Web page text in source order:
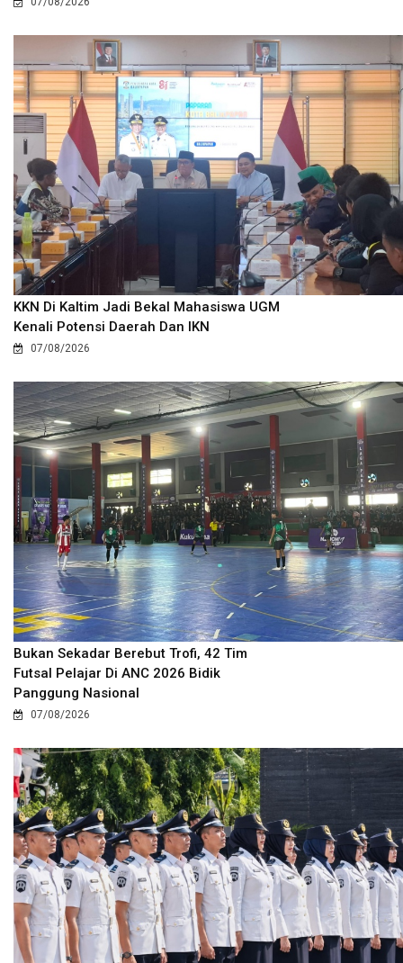
KKN Di Kaltim Jadi Bekal Mahasiswa UGM
Kenali Potensi Daerah Dan IKN
07/08/2026
Bukan Sekadar Berebut Trofi, 42 Tim
Futsal Pelajar Di ANC 2026 Bidik
Panggung Nasional
07/08/2026